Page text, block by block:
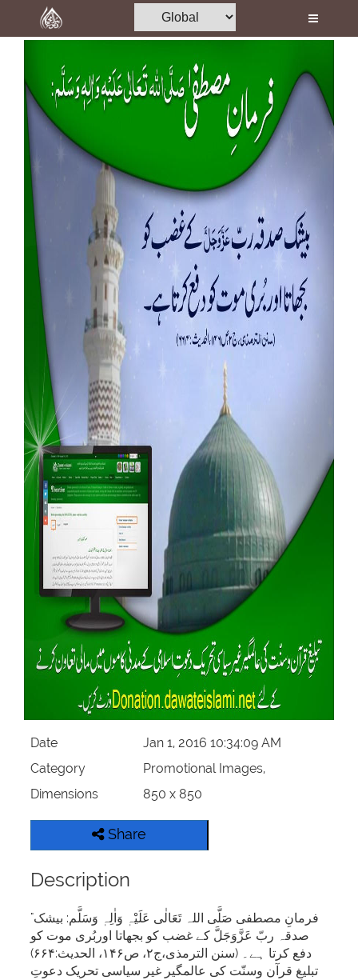
Home
Books
Media
Madani Channel
Volunteer Portal
Rohani Ilaj
Donation
Magazine
Departments
Our Websites
More
Date
Jan 1, 2016 10:34:09 AM
Category
Promotional Images,
Dimensions
850 x 850
Share
Description
"فرمانِ مصطفی صَلَّی اللہ تَعَالٰی عَلَیْہٖ وَاٰلِہٖ وَسَلَّم: بیشک
صدقہ ربّ عَزَّوَجَلَّ کے غضب کو بجھاتا اوربُری موت کو
دفع کرتا ہے۔ (سنن الترمذی،ج۲، ص۱۴۶، الحدیث:۶۶۴)
تبلیغِ قرآن وسنّت کی عالمگیر غیر سیاسی تحریک دعوتِ